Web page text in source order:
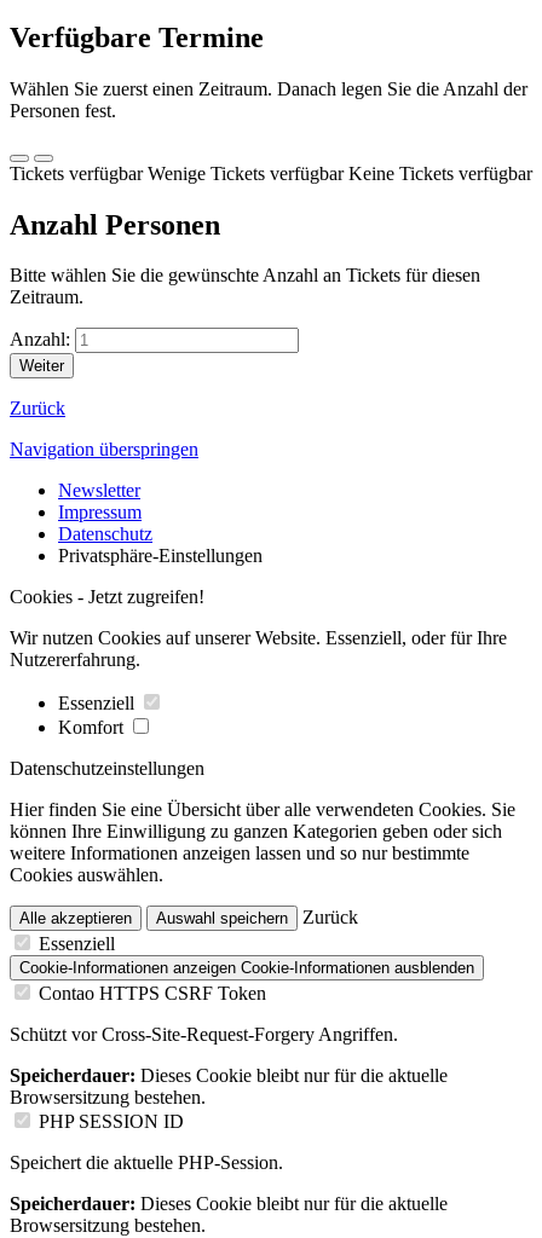
Verfügbare Termine
Wählen Sie zuerst einen Zeitraum. Danach legen Sie die Anzahl der
Personen fest.
Tickets verfügbar Wenige Tickets verfügbar Keine Tickets verfügbar
Anzahl Personen
Bitte wählen Sie die gewünschte Anzahl an Tickets für diesen
Zeitraum.
Anzahl:
Zurück
Navigation überspringen
Newsletter
Impressum
Datenschutz
Privatsphäre-Einstellungen
Cookies - Jetzt zugreifen!
Wir nutzen Cookies auf unserer Website. Essenziell, oder für Ihre
Nutzererfahrung.
Essenziell
Komfort
Datenschutzeinstellungen
Hier finden Sie eine Übersicht über alle verwendeten Cookies. Sie
können Ihre Einwilligung zu ganzen Kategorien geben oder sich
weitere Informationen anzeigen lassen und so nur bestimmte
Cookies auswählen.
Alle akzeptieren Auswahl speichern
Zurück
Essenziell
Cookie-Informationen anzeigen Cookie-Informationen ausblenden
Contao HTTPS CSRF Token
Schützt vor Cross-Site-Request-Forgery Angriffen.
Speicherdauer: Dieses Cookie bleibt nur für die aktuelle
Browsersitzung bestehen.
PHP SESSION ID
Speichert die aktuelle PHP-Session.
Speicherdauer: Dieses Cookie bleibt nur für die aktuelle
Browsersitzung bestehen.